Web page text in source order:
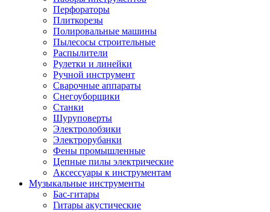
Перфораторы
Плиткорезы
Полировальные машины
Пылесосы строительные
Распылители
Рулетки и линейки
Ручной инструмент
Сварочные аппараты
Снегоуборщики
Станки
Шуруповерты
Электролобзики
Электрорубанки
Фены промышленные
Цепные пилы электрические
Аксессуары к инструментам
Музыкальные инструменты
Бас-гитары
Гитары акустические